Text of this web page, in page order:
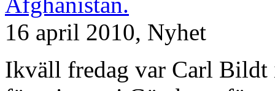
16 april 2010, Nyhet
Ikväll fredag var Carl